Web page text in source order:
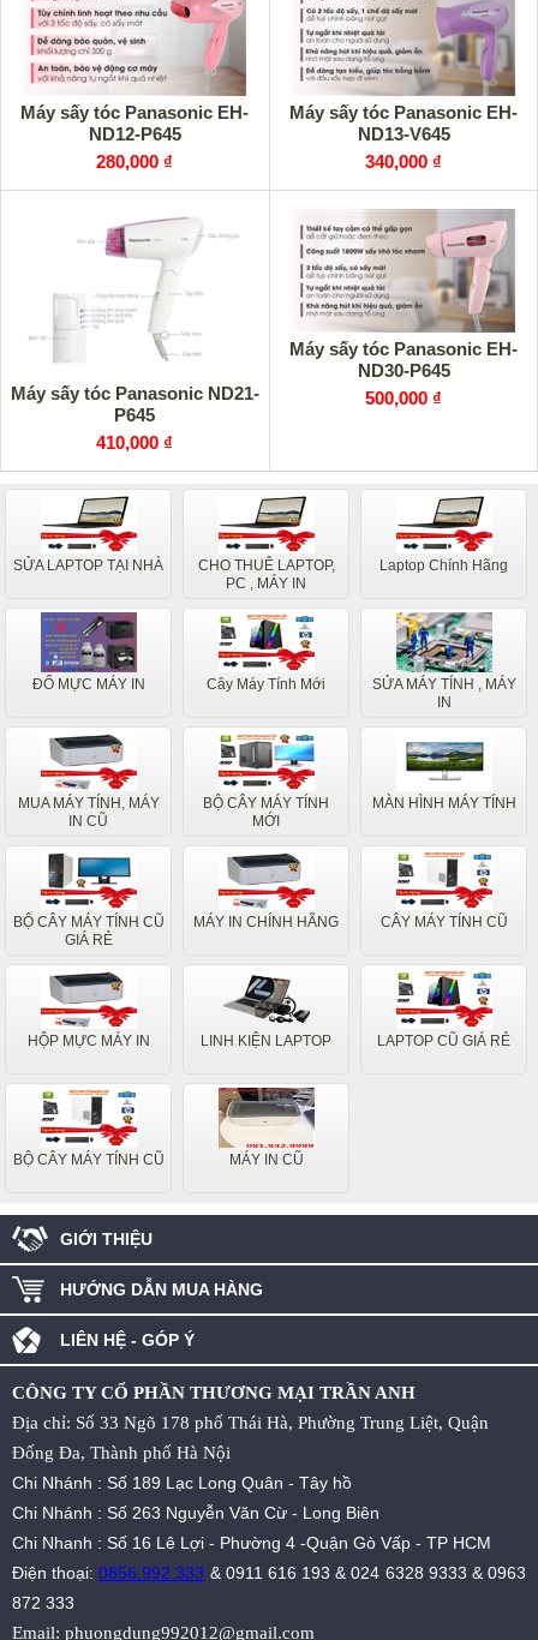
Máy sấy tóc Panasonic EH-
ND12-P645
280,000 ₫
Máy sấy tóc Panasonic EH-
ND13-V645
340,000 ₫
Máy sấy tóc Panasonic ND21-
P645
410,000 ₫
Máy sấy tóc Panasonic EH-
ND30-P645
500,000 ₫
SỬA LAPTOP TẠI NHÀ
CHO THUÊ LAPTOP,
PC , MÁY IN
Laptop Chính Hãng
ĐỔ MỰC MÁY IN Cây Máy Tính Mới
SỬA MÁY TÍNH , MÁY
IN
MUA MÁY TÍNH, MÁY
IN CŨ
BỘ CÂY MÁY TÍNH
MỚI
MÀN HÌNH MÁY TÍNH
BỘ CÂY MÁY TÍNH CŨ
GIÁ RẺ
MÁY IN CHÍNH HÃNG CÂY MÁY TÍNH CŨ
HỘP MỰC MÁY IN LINH KIỆN LAPTOP LAPTOP CŨ GIÁ RẺ
BỘ CÂY MÁY TÍNH CŨ MÁY IN CŨ
GIỚI THIỆU
HƯỚNG DẪN MUA HÀNG
LIÊN HỆ - GÓP Ý
CÔNG TY CỔ PHẦN THƯƠNG MẠI TRẦN ANH
Địa chỉ: Số 33 Ngõ 178 phố Thái Hà, Phường Trung Liệt, Quận
Đống Đa, Thành phố Hà Nội
Chi Nhánh : Số 189 Lạc Long Quân - Tây hồ
Chi Nhánh : Số 263 Nguyễn Văn Cừ - Long Biên
Chi Nhanh : Số 16 Lê Lợi - Phường 4 -Quận Gò Vấp - TP HCM
Điện thoại:0856.992.333 & 0911 616 193 &024 6328 9333 &0963
872 333
Email: phuongdung992012@gmail.com